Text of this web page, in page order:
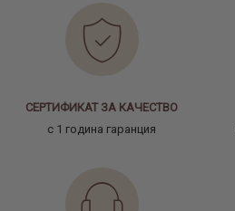
СЕРТИФИКАТ ЗА КАЧЕСТВО
с 1 година гаранция